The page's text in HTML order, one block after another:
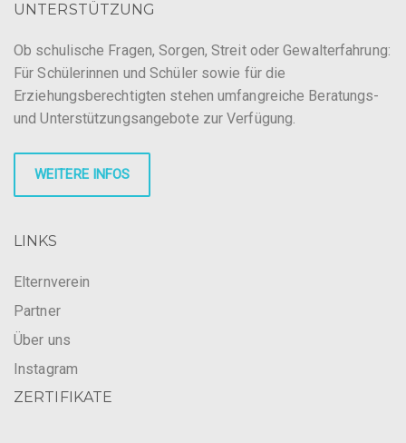
UNTERSTÜTZUNG
Ob schulische Fragen, Sorgen, Streit oder Gewalterfahrung:
Für Schülerinnen und Schüler sowie für die
Erziehungsberechtigten stehen umfangreiche Beratungs-
und Unterstützungsangebote zur Verfügung.
WEITERE INFOS
LINKS
Elternverein
Partner
Über uns
Instagram
ZERTIFIKATE